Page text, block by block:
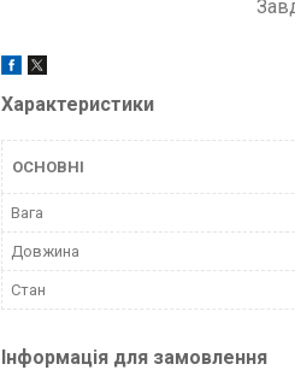
Характеристики
ОСНОВНІ
Вага
Довжина
Стан
Інформація для замовлення